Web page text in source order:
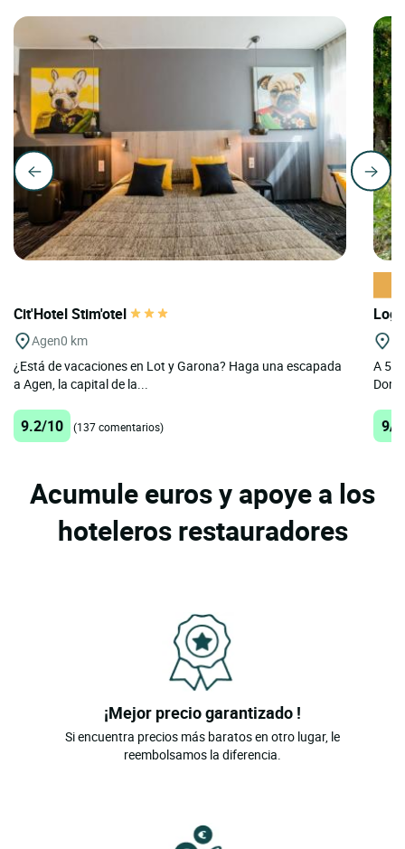
Cit'Hotel Stim'otel
Agen0 km
¿Está de vacaciones en Lot y Garona? Haga una escapada
a Agen, la capital de la...
9.2/10 (137 comentarios)
A 5
9/
Acumule euros y apoye a los
hoteleros restauradores
¡Mejor precio garantizado !
Si encuentra precios más baratos en otro lugar, le
reembolsamos la diferencia.